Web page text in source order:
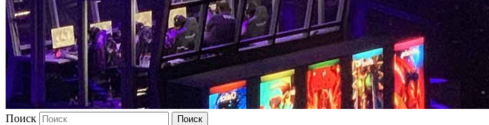
Поиск